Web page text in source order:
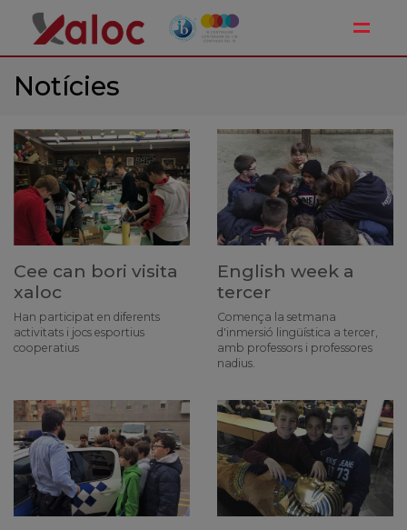
Notícies
Cee can bori visita
xaloc
Han participat en diferents
activitats i jocs esportius
cooperatius
English week a
tercer
Comença la setmana
d'inmersió lingüística a tercer,
amb professors i professores
nadius.